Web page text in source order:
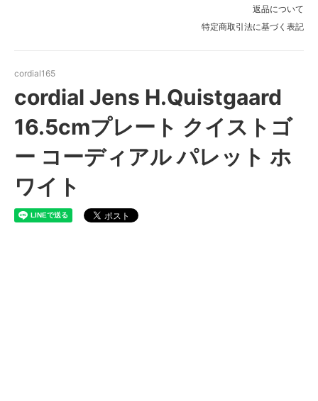
返品について
特定商取引法に基づく表記
cordial165
cordial Jens H.Quistgaard
16.5cmプレート クイストゴ
ー コーディアル パレット ホ
ワイト